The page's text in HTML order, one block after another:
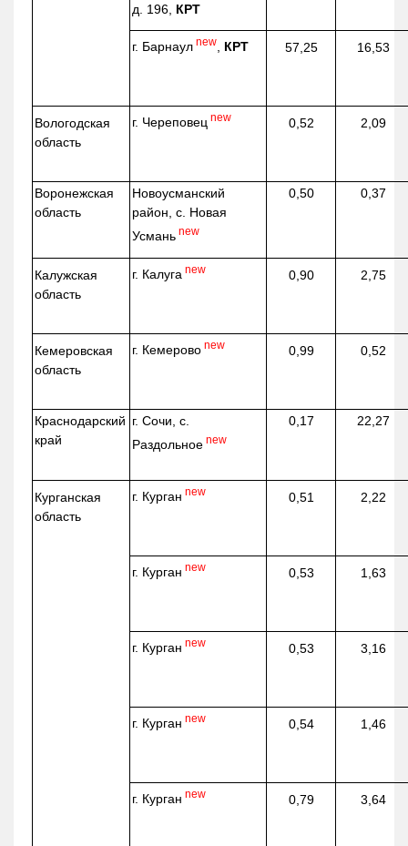
д. 196, КРТ
г. Барнаул new, КРТ 57,25 16,53
Вологодская
область
г. Череповец new 0,52 2,09
Воронежская
область
Новоусманский
район, с. Новая
Усмань new
0,50 0,37
Калужская
область
г. Калуга new 0,90 2,75
Кемеровская
область
г. Кемерово new 0,99 0,52
Краснодарский
край
г. Сочи, с.
Раздольное new
0,17 22,27
Курганская
область
г. Курган new 0,51 2,22
г. Курган new 0,53 1,63
г. Курган new 0,53 3,16
г. Курган new 0,54 1,46
г. Курган new 0,79 3,64